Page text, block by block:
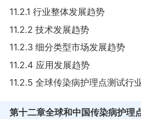
11.2.1 行业整体发展趋势
11.2.2 技术发展趋势
11.2.3 细分类型市场发展趋势
11.2.4 应用发展趋势
11.2.5 全球传染病护理点测试行
第十二章全球和中国传染病护理